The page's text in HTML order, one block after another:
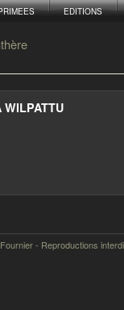
EDITIONS
WILPATTU
- Reproductions